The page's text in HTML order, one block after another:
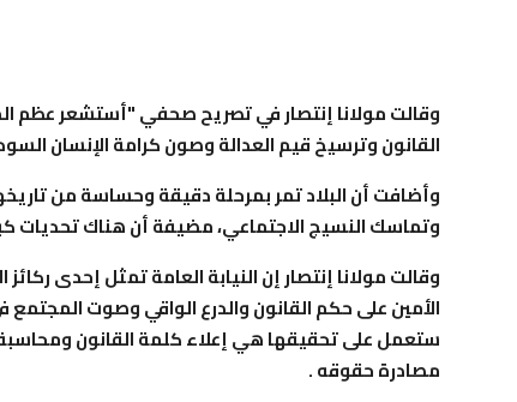
وقالت مولانا إنتصار في تصريح صحفي "أستشعر عظم
القانون وترسيخ قيم العدالة وصون كرامة الإنسان
وأضافت أن البلاد تمر بمرحلة دقيقة وحساسة من
وتماسك النسيج الاجتماعي، مضيفة أن هناك تحديات
وقالت مولانا إنتصار إن النيابة العامة تمثل إحدى
الأمين على حكم القانون والدرع الواقي وصوت المجتمع
ستعمل على تحقيقها هي إعلاء كلمة القانون
مصادرة حقوقه .